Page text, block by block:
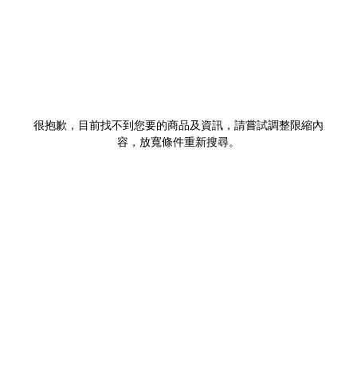
很抱歉，目前找不到您要的商品及資訊，請嘗試調整限縮內
容，放寬條件重新搜尋。